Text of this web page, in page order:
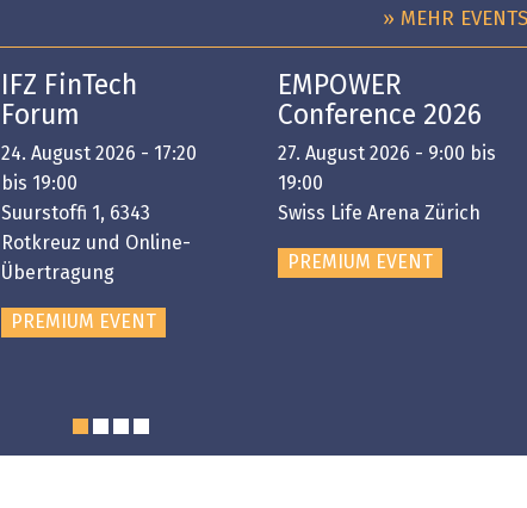
» MEHR
IFZ FinTech
Forum
24. August 2026 - 17:20
bis 19:00
Suurstoffi 1, 6343
Rotkreuz und Online-
Übertragung
PREMIUM EVENT
EMPOWER
Conference 2026
27. August 2026 - 9:00 bis
19:00
Swiss Life Arena Zürich
PREMIUM EVENT